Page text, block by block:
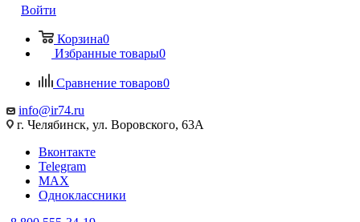
Войти
Корзина0
Избранные товары0
Сравнение товаров0
info@ir74.ru
г. Челябинск, ул. Воровского, 63А
Вконтакте
Telegram
MAX
Одноклассники